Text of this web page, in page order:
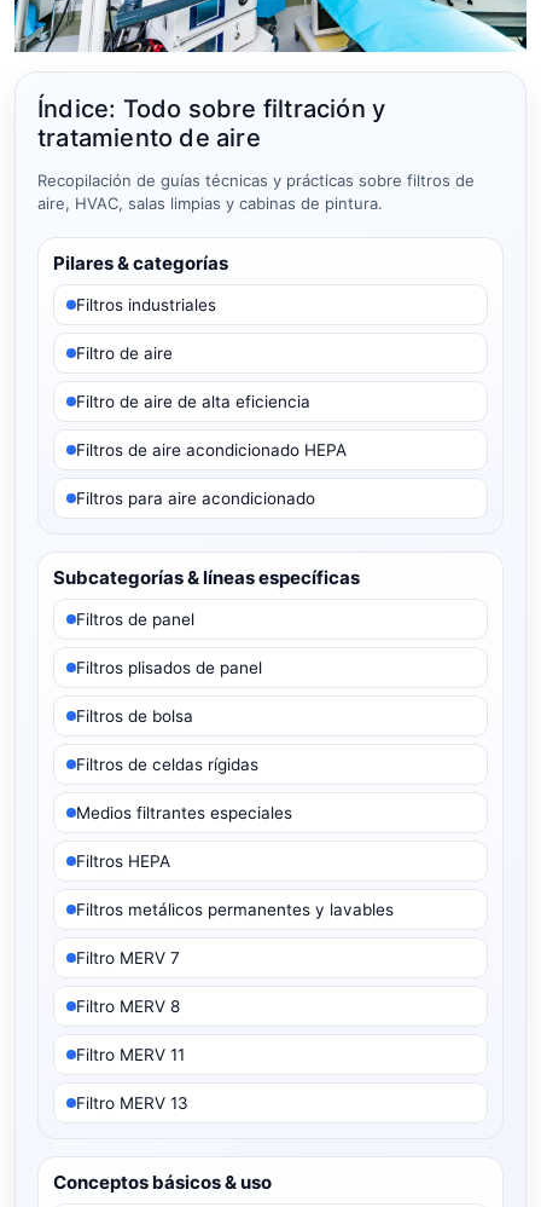
Índice: Todo sobre filtración y
tratamiento de aire
Recopilación de guías técnicas y prácticas sobre filtros de
aire, HVAC, salas limpias y cabinas de pintura.
Pilares & categorías
Filtros industriales
Filtro de aire
Filtro de aire de alta eficiencia
Filtros de aire acondicionado HEPA
Filtros para aire acondicionado
Subcategorías & líneas específicas
Filtros de panel
Filtros plisados de panel
Filtros de bolsa
Filtros de celdas rígidas
Medios filtrantes especiales
Filtros HEPA
Filtros metálicos permanentes y lavables
Filtro MERV 7
Filtro MERV 8
Filtro MERV 11
Filtro MERV 13
Conceptos básicos & uso